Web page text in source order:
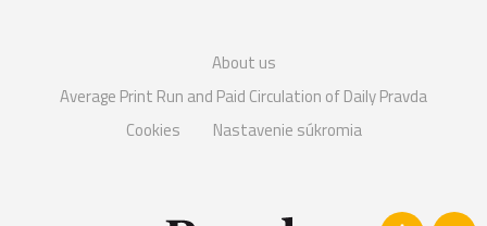
About us
Average Print Run and Paid Circulation of Daily Pravda
Cookies
Nastavenie súkromia